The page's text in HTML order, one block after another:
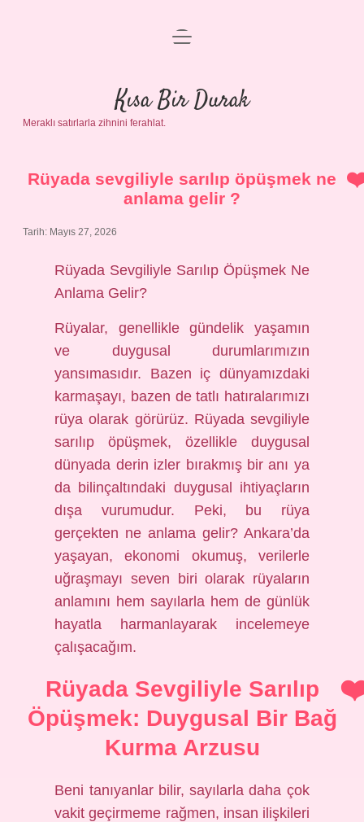
Anasayfa
Gizlilik Politikası
Yasal Uyarı
menüyü
Kısa Bir Durak
Meraklı satırlarla zihnini ferahlat.
Rüyada sevgiliyle sarılıp öpüşmek ne
anlama gelir ?
Tarih: Mayıs 27, 2026
Rüyada Sevgiliyle Sarılıp Öpüşmek Ne
Anlama Gelir?
Rüyalar, genellikle gündelik yaşamın
ve duygusal durumlarımızın
yansımasıdır. Bazen iç dünyamızdaki
karmaşayı, bazen de tatlı hatıralarımızı
rüya olarak görürüz. Rüyada sevgiliyle
sarılıp öpüşmek, özellikle duygusal
dünyada derin izler bırakmış bir anı ya
da bilinçaltındaki duygusal ihtiyaçların
dışa vurumudur. Peki, bu rüya
gerçekten ne anlama gelir? Ankara’da
yaşayan, ekonomi okumuş, verilerle
uğraşmayı seven biri olarak rüyaların
anlamını hem sayılarla hem de günlük
hayatla harmanlayarak incelemeye
çalışacağım.
Rüyada Sevgiliyle Sarılıp
Öpüşmek: Duygusal Bir Bağ
Kurma Arzusu
Beni tanıyanlar bilir, sayılarla daha çok
vakit geçirmeme rağmen, insan ilişkileri